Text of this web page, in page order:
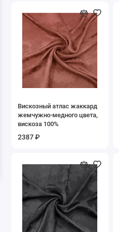
Замша искусственная
Кожа искусственная
Креп
Кружево Гипюр Макраме
Купра
Лоден
Мех искусственный
Муслин
Неопрен
Вискозный атлас жаккард
жемчужно-медного цвета,
вискоза 100%
2387 ₽